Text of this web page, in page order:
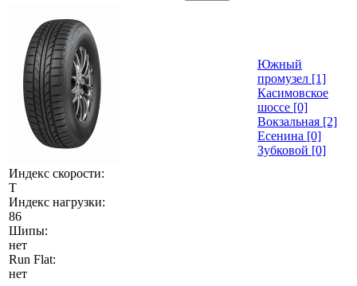
Южный
промузел [1]
Касимовское
шоссе [0]
Вокзальная [2]
Есенина [0]
Зубковой [0]
Индекс скорости:
T
Индекс нагрузки:
86
Шипы:
нет
Run Flat:
нет